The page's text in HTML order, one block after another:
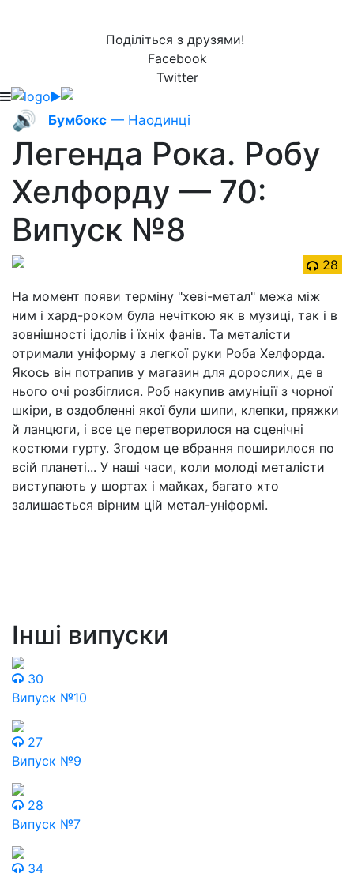
Поділіться з друзями!
Facebook
Twitter
🔊 Бумбокс — Наодинці
Легенда Рока. Робу
Хелфорду — 70:
Випуск №8
28
На момент появи терміну "хеві-метал" межа між
ним і хард-роком була нечіткою як в музиці, так і в
зовнішності ідолів і їхніх фанів. Та металісти
отримали уніформу з легкої руки Роба Хелфорда.
Якось він потрапив у магазин для дорослих, де в
нього очі розбіглися. Роб накупив амуніції з чорної
шкіри, в оздобленні якої були шипи, клепки, пряжки
й ланцюги, і все це перетворилося на сценічні
костюми гурту. Згодом це вбрання поширилося по
всій планеті... У наші часи, коли молоді металісти
виступають у шортах і майках, багато хто
залишається вірним цій метал-уніформі.
Інші випуски
30
Випуск №10
27
Випуск №9
28
Випуск №7
34